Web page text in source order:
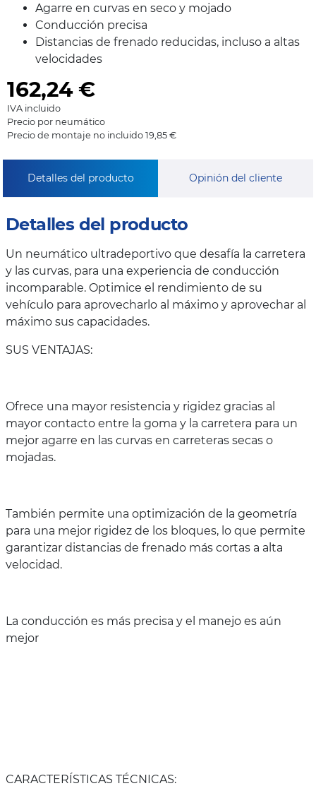
Agarre en curvas en seco y mojado
Conducción precisa
Distancias de frenado reducidas, incluso a altas
velocidades
162,24€
IVA incluido
Precio por neumático
Precio de montaje no incluido 19,85 €
Detalles del producto Opinión del cliente
Detalles del producto
Un neumático ultradeportivo que desafía la carretera
y las curvas, para una experiencia de conducción
incomparable. Optimice el rendimiento de su
vehículo para aprovecharlo al máximo y aprovechar al
máximo sus capacidades.
SUS VENTAJAS:
Ofrece una mayor resistencia y rigidez gracias al
mayor contacto entre la goma y la carretera para un
mejor agarre en las curvas en carreteras secas o
mojadas.
También permite una optimización de la geometría
para una mejor rigidez de los bloques, lo que permite
garantizar distancias de frenado más cortas a alta
velocidad.
La conducción es más precisa y el manejo es aún
mejor
CARACTERÍSTICAS TÉCNICAS: